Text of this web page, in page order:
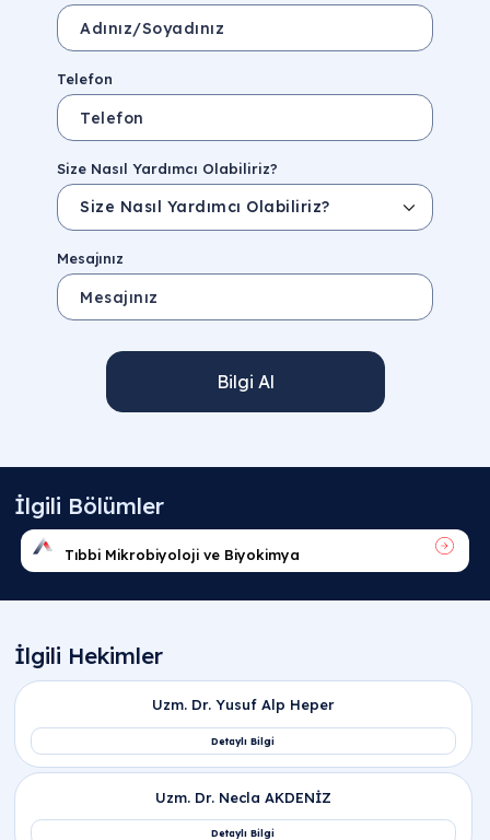
Telefon
Size Nasıl Yardımcı Olabiliriz?
Mesajınız
Bilgi Al